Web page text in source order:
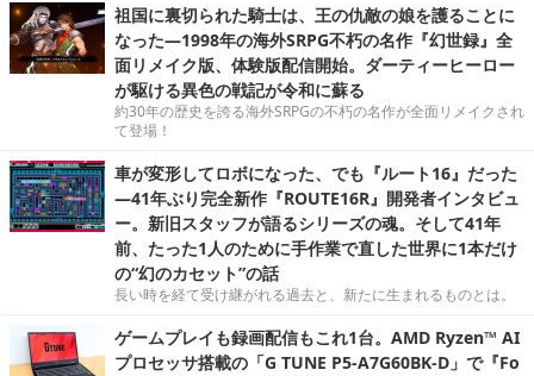
祖国に裏切られた騎士は、王の仇敵の娘を護ることに
なった―1998年の海外SRPG不朽の名作『幻世録』全
面リメイク版、体験版配信開始。ダーティーヒーロー
が駆ける異色の戦記が令和に蘇る
約30年の歴史を誇る海外SRPGの不朽の名作が全面リメイクされ
て登場！
車が変形してロボになった、でも『ルート16』だった
―41年ぶり完全新作『ROUTE16R』開発者インタビュ
ー。新旧スタッフが語るシリーズの魂。そして41年
前、たった1人のために手作業で直した世界に1本だけ
の“幻のカセット”の話
長い時を経て受け継がれる過去と、新たに生まれるものとは。
ゲームプレイも録画配信もこれ1台。AMD Ryzen™ AI
プロセッサ搭載の「G TUNE P5-A7G60BK-D」で『Fo